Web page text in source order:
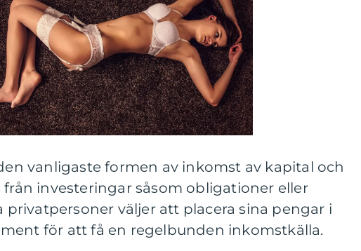
vanligaste formen av inkomst av kapital och
från investeringar såsom obligationer eller
väljer att placera sina pengar i
för att få en regelbunden inkomstkälla.